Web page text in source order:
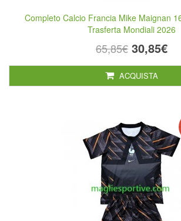
Completo Calcio Francia Mike Maignan
Trasferta Mondiali 2026
65,85€ 30,85€
ACQUISTA